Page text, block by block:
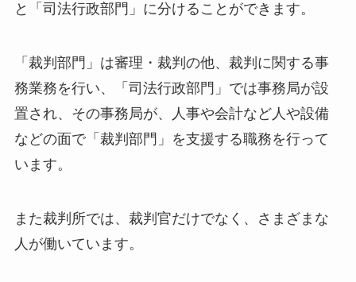
と「司法行政部門」に分けることができます。
「裁判部門」は審理・裁判の他、裁判に関する事
務業務を行い、「司法行政部門」では事務局が設
置され、その事務局が、人事や会計など人や設備
などの面で「裁判部門」を支援する職務を行って
います。
また裁判所では、裁判官だけでなく、さまざまな
人が働いています。